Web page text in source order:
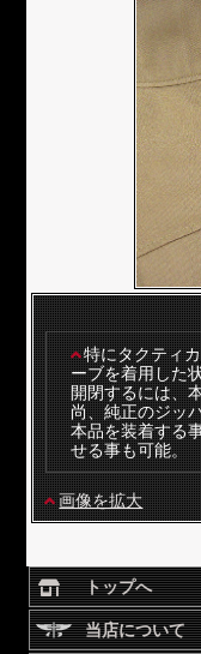
特にタクティ
ーブを着用した
開閉するには、
尚、純正のジッ
本品を装着する
せる事も可能。
画像を拡大
トップへ
当店について